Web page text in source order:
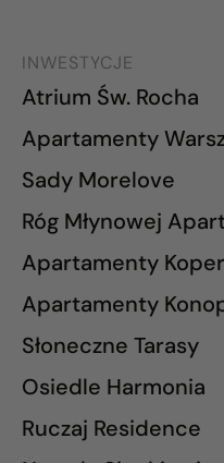
INWESTYCJE
Atrium Św. Rocha
Apartamenty
Sady Morelove
Róg Młynowej
Apartamenty
Apartamenty
Słoneczne Tarasy
Osiedle Harmonia
Ruczaj Residence